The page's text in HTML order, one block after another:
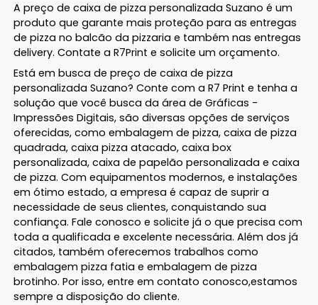
A preço de caixa de pizza personalizada Suzano é um
produto que garante mais proteção para as entregas
de pizza no balcão da pizzaria e também nas entregas
delivery. Contate a R7Print e solicite um orçamento.
Está em busca de preço de caixa de pizza
personalizada Suzano? Conte com a R7 Print e tenha a
solução que você busca da área de Gráficas -
Impressões Digitais, são diversas opções de serviços
oferecidas, como embalagem de pizza, caixa de pizza
quadrada, caixa pizza atacado, caixa box
personalizada, caixa de papelão personalizada e caixa
de pizza. Com equipamentos modernos, e instalações
em ótimo estado, a empresa é capaz de suprir a
necessidade de seus clientes, conquistando sua
confiança. Fale conosco e solicite já o que precisa com
toda a qualificada e excelente necessária. Além dos já
citados, também oferecemos trabalhos como
embalagem pizza fatia e embalagem de pizza
brotinho. Por isso, entre em contato conosco,estamos
sempre a disposição do cliente.